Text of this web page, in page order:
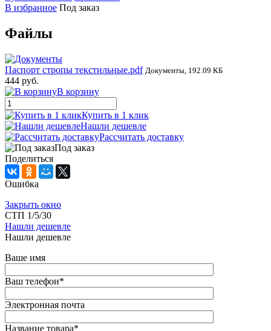
В избранное Под заказ
Файлы
Паспорт стропы текстильные.pdf Документы, 192.09 КБ
444 руб.
В корзину
Купить в 1 клик
Нашли дешевле
Рассчитать доставку
Под заказ
Поделиться
Ошибка
Закрыть окно
СТП 1/5/30
Нашли дешевле
Нашли дешевле
Ваше имя
Ваш телефон*
Электронная почта
Название товара*